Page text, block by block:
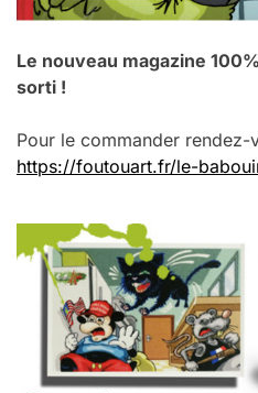
Le nouveau magazine
sorti !
Pour le commander rendez-
https://foutouart.fr/le-